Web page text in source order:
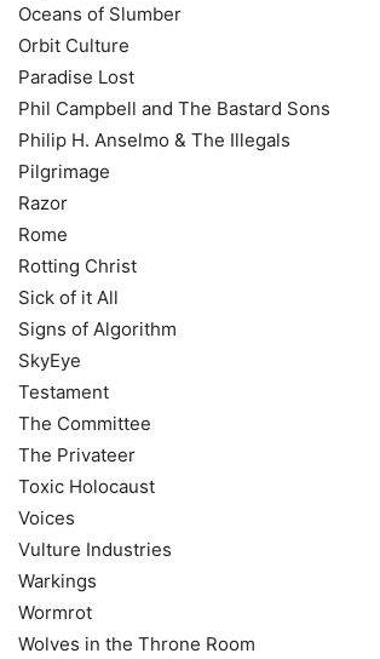
Oceans of Slumber
Orbit Culture
Paradise Lost
Phil Campbell and The Bastard Sons
Philip H. Anselmo & The Illegals
Pilgrimage
Razor
Rome
Rotting Christ
Sick of it All
Signs of Algorithm
SkyEye
Testament
The Committee
The Privateer
Toxic Holocaust
Voices
Vulture Industries
Warkings
Wormrot
Wolves in the Throne Room